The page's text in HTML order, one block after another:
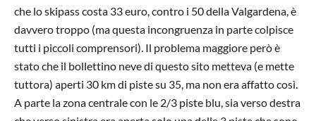
che lo skipass costa 33 euro, contro i 50 della Valgardena, è
davvero troppo (ma questa incongruenza in parte colpisce
tutti i piccoli comprensori). Il problema maggiore però è
stato che il bollettino neve di questo sito metteva (e mette
tuttora) aperti 30 km di piste su 35, ma non era affatto così.
A parte la zona centrale con le 2/3 piste blu, sia verso destra